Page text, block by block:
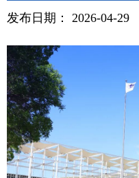
发布日期： 2026-04-29